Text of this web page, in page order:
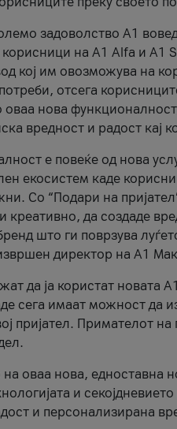
задоволство А1
корисници на А1 Alfa и A1
кој им овозможува на
отсега
оваа нова
вредност и радост кај
е повеќе од нова
екосистем каде
Со “Подари на
креативно, да создаде
што ги поврзува
директор на А1
да ја користат новата
сега имаат можност да
пријател. Примателот
оваа нова, едноставна
и
и персонализирана